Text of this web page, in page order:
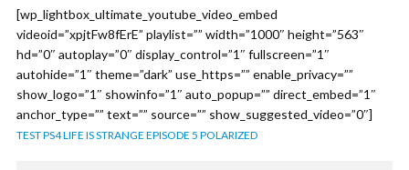
[wp_lightbox_ultimate_youtube_video_embed
videoid=”xpjtFw8fErE” playlist=”” width=”1000″ height=”563″
hd=”0″ autoplay=”0″ display_control=”1″ fullscreen=”1″
autohide=”1″ theme=”dark” use_https=”” enable_privacy=””
show_logo=”1″ showinfo=”1″ auto_popup=”” direct_embed=”1″
anchor_type=”” text=”” source=”” show_suggested_video=”0″]
TEST PS4 LIFE IS STRANGE EPISODE 5 POLARIZED